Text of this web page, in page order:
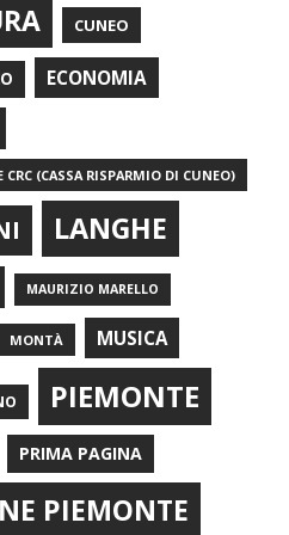
CUNEO
ECONOMIA
CRC (CASSA RISPARMIO DI CUNEO)
LANGHE
MAURIZIO MARELLO
MONTÀ MUSICA
PIEMONTE
PRIMA PAGINA
PIEMONTE